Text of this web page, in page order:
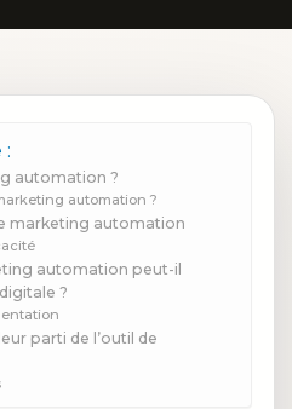
automation ?
automation ?
marketing automation
automation peut-il
?
parti de l’outil de